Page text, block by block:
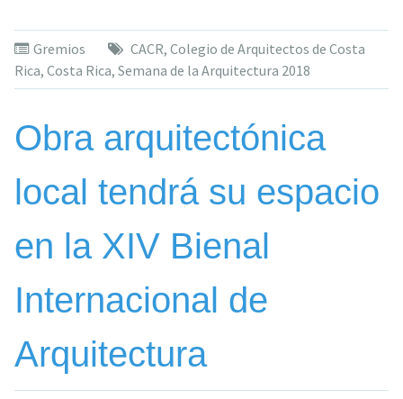
Arquitectos
celebró
la
la
Gremios CACR, Colegio de Arquitectos de Costa
Rica, Costa Rica, Semana de la Arquitectura 2018
Obra arquitectónica
local tendrá su espacio
en la XIV Bienal
Internacional de
Arquitectura